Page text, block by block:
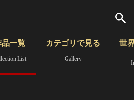
らに詳細検索
品一覧
List
カテゴリで見る
Gallery
世